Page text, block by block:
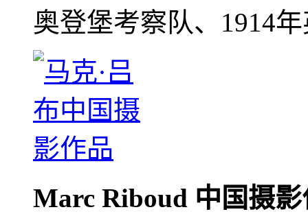
奥登堡考察队、1914
Marc Riboud 中国摄